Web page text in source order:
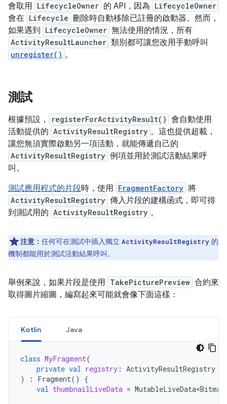
會取用 LifecycleOwner 的 API，因為 LifecycleOwner
會在 Lifecycle 刪除時自動移除已註冊的啟動器。然而，
如果遇到
LifecycleOwner 無法使用的情況，所有
ActivityResultLauncher 類別都可讓您改用手動呼叫
unregister() 。
測試
根據預設， registerForActivityResult() 會自動使用
活動提供的 ActivityResultRegistry 。這也提供超載，
讓您無須實際啟動另一項活動，就能傳遞自己的
ActivityResultRegistry 例項並用於測試活動結果呼
叫。
測試應用程式的片段時，使用 FragmentFactory 將
ActivityResultRegistry 傳入片段的建構函式，即可得
到測試用的 ActivityResultRegistry 。
注意： 任何可在測試中插入獨立 ActivityResultRegistry 的
機制都能用於測試活動結果呼叫。
舉例來說，如果片段是使用 TakePicturePreview 合約來
取得圖片縮圖，編寫起來可能就會像下面這樣：
Kotlin Java
class MyFragment(
private val registry : ActivityResultRegistry
)
: Fragment()
{
val thumbnailLiveData =